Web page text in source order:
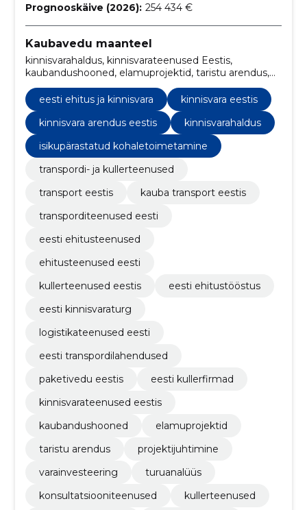
Prognooskäive (2026): 254 434 €
Kaubavedu maanteel
kinnisvarahaldus, kinnisvarateenused Eestis,
kaubandushooned, elamuprojektid, taristu arendus,
projektijuhtimine, varainvesteering, Turuanalüüs,
isikupärastatud kohaletoimetamine, kauba transport
eesti ehitus ja kinnisvara
kinnisvara eestis
kinnisvara arendus eestis
kinnisvarahaldus
isikupärastatud kohaletoimetamine
transpordi- ja kullerteenused
transport eestis
kauba transport eestis
transporditeenused eesti
eesti ehitusteenused
ehitusteenused eesti
kullerteenused eestis
eesti ehitustööstus
eesti kinnisvaraturg
logistikateenused eesti
eesti transpordilahendused
paketivedu eestis
eesti kullerfirmad
kinnisvarateenused eestis
kaubandushooned
elamuprojektid
taristu arendus
projektijuhtimine
varainvesteering
turuanalüüs
konsultatsiooniteenused
kullerteenused